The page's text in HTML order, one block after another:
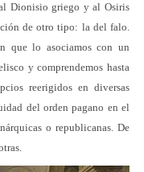
Dionisio griego y al Osiris
de otro tipo: la del falo.
que lo asociamos con un
y comprendemos hasta
reerigidos en diversas
del orden pagano en el
o republicanas. De